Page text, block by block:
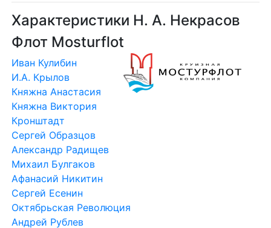
Характеристики Н. А. Некрасов
Флот Mosturflot
Иван Кулибин
И.А. Крылов
Княжна Анастасия
Княжна Виктория
Кронштадт
Сергей Образцов
Александр Радищев
Михаил Булгаков
Афанасий Никитин
Сергей Есенин
Октябрьская Революция
Андрей Рублев